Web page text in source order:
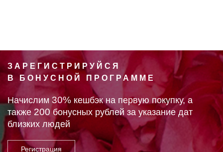
ЗАРЕГИСТРИРУЙСЯ
В БОНУСНОЙ ПРОГРАММЕ
Начислим 30% кешбэк на первую покупку, а
также 200 бонусных рублей за указание дат
близких людей